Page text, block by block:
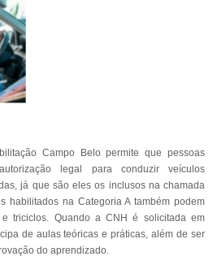
Campo Belo permite que pessoas
legal para conduzir veículos
já que são eles os inclusos na chamada
habilitados na Categoria A também podem
e triciclos. Quando a CNH é solicitada em
de aulas teóricas e práticas, além de ser
do aprendizado.